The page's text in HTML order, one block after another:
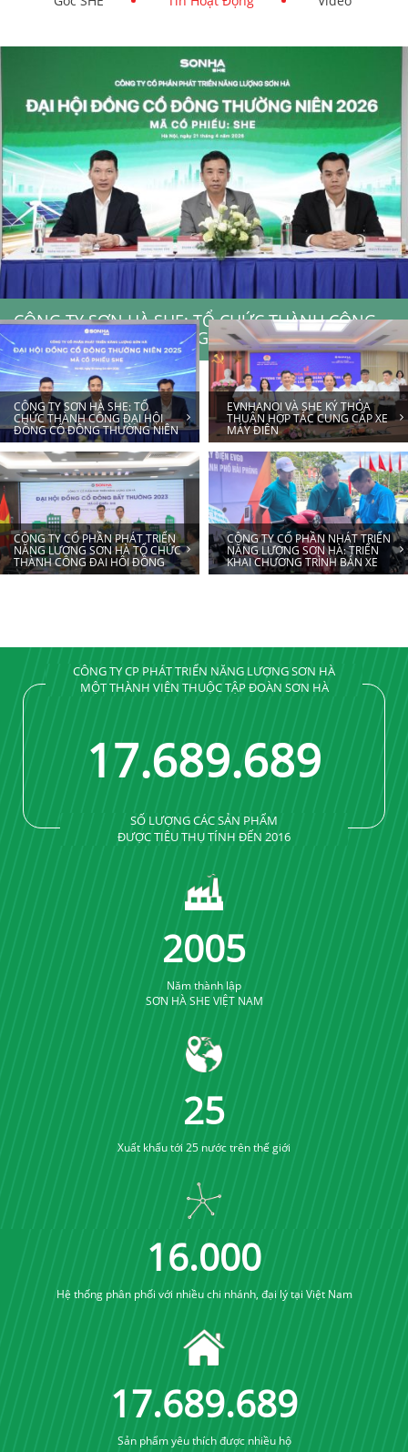
CÔNG TY SƠN HÀ SHE: TỔ CHỨC THÀNH CÔNG
ĐẠI HỘI ĐỒNG CỔ ĐÔNG THƯỜNG NIÊN 2026
CÔNG TY SƠN HÀ SHE: TỔ
CHỨC THÀNH CÔNG ĐẠI HỘI
ĐỒNG CỔ ĐÔNG THƯỜNG NIÊN
2025
EVNHANOI VÀ SHE KÝ THỎA
THUẬN HỢP TÁC CUNG CẤP XE
MÁY ĐIỆN
CÔNG TY CỔ PHẦN PHÁT TRIỂN
NĂNG LƯỢNG SƠN HÀ TỔ CHỨC
THÀNH CÔNG ĐẠI HỘI ĐỒNG
CỔ ĐÔNG BẤT THƯỜNG 2023
CÔNG TY CỔ PHẦN NHÁT TRIỂN
NĂNG LƯỢNG SƠN HÀ: TRIỂN
KHAI CHƯƠNG TRÌNH BÁN XE
MÁY ĐIỆN ƯU ĐÃI DÀNH CHO
CÔNG TY CP PHÁT TRIỂN NĂNG LƯỢNG SƠN HÀ
MỘT THÀNH VIÊN THUỘC TẬP ĐOÀN SƠN HÀ
17.689.689
SỐ LƯỢNG CÁC SẢN PHẨM
ĐƯỢC TIÊU THỤ TÍNH ĐẾN 2016
2005
Năm thành lập
SƠN HÀ SHE VIỆT NAM
25
Xuất khẩu tới 25 nước trên thế giới
16.000
Hệ thống phân phối với nhiều chi nhánh, đại lý tại Việt Nam
17.689.689
Sản phẩm yêu thích được nhiều hộ